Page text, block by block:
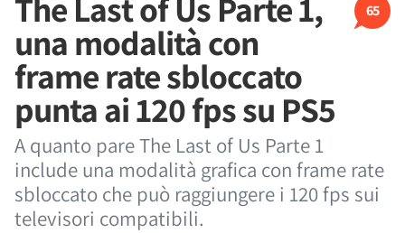
65
The Last of Us Parte 1,
una modalità con
frame rate sbloccato
punta ai 120 fps su PS5
A quanto pare The Last of Us Parte 1
include una modalità grafica con frame rate
sbloccato che può raggiungere i 120 fps sui
televisori compatibili.